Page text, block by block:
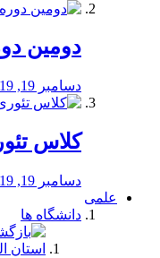
دومین
دسامبر 19, 2019
کلاس
دسامبر 19, 2019
علمی
دانشگاه ها